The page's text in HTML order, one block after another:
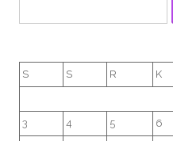
S S R K
3 4 5 6